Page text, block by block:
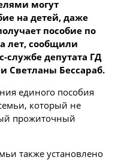
могут
на детей, даже
пособие по
лет, сообщили
службе депутата ГД
Светланы Бессараб.
единого пособия
который не
прожиточный
также установлено